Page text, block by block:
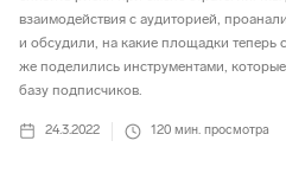
взаимодействия с аудиторией,
и обсудили, на какие площадки теперь
же поделились инструментами,
базу подписчиков.
24.3.2022 120 мин. просмотра